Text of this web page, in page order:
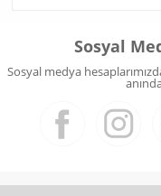
Sosyal
Sosyal medya